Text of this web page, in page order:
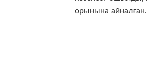
орынына айналған.